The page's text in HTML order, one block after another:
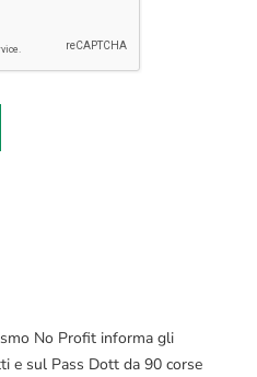
No Profit informa gli
e sul Pass Dott da 90 corse